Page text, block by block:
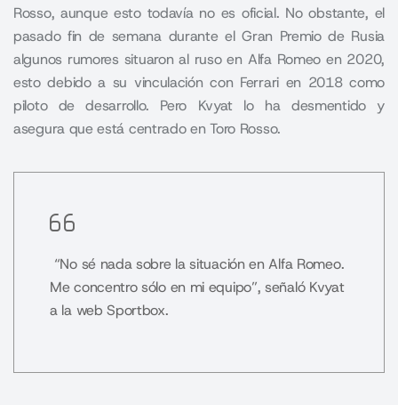
Rosso, aunque esto todavía no es oficial. No obstante, el
pasado fin de semana durante el Gran Premio de Rusia
algunos rumores situaron al ruso en Alfa Romeo en 2020,
esto debido a su vinculación con Ferrari en 2018 como
piloto de desarrollo. Pero Kvyat lo ha desmentido y
asegura que está centrado en Toro Rosso.
“No sé nada sobre la situación en Alfa Romeo.
Me concentro sólo en mi equipo”, señaló Kvyat
a la web Sportbox.